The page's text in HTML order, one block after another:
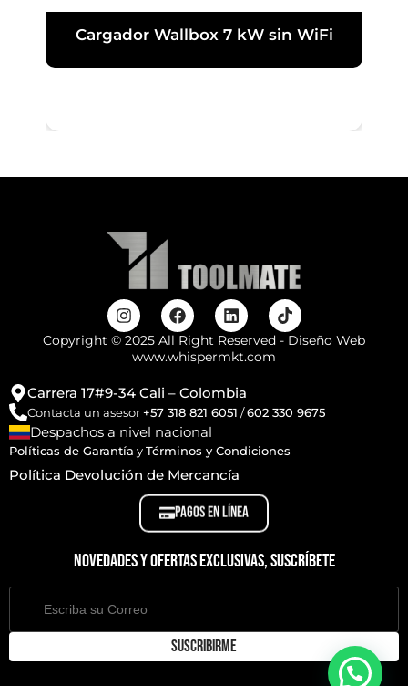
Cargador Wallbox 7 kW sin WiFi
Copyright © 2025 All Right Reserved - Diseño Web
www.whispermkt.com
Carrera 17#9-34 Cali – Colombia
Contacta un asesor+57 318 821 6051 /602 330 9675
Despachos a nivel nacional
Políticas de Garantía yTérminos y Condiciones
Política Devolución de Mercancía
PAGOS EN LÍNEA
Novedades y ofertas exclusivas, suscríbete